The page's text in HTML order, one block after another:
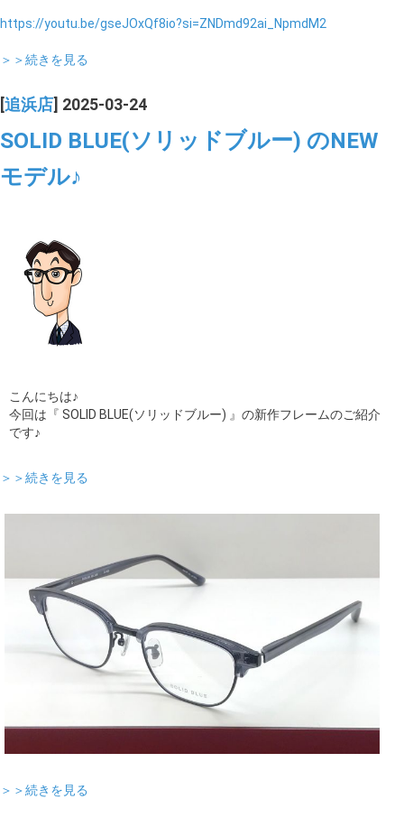
https://youtu.be/gseJOxQf8io?si=ZNDmd92ai_NpmdM2
＞＞続きを見る
[追浜店] 2025-03-24
SOLID BLUE(ソリッドブルー) のNEW
モデル♪
こんにちは♪
今回は『 SOLID BLUE(ソリッドブルー) 』の新作フレームのご紹介
です♪
＞＞続きを見る
＞＞続きを見る